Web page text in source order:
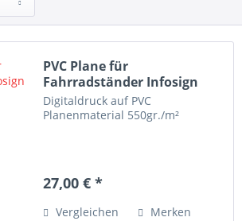
PVC Plane für
Fahrradständer Infosign
Digitaldruck auf PVC
Planenmaterial 550gr./m²
27,00 € *
Vergleichen Merken